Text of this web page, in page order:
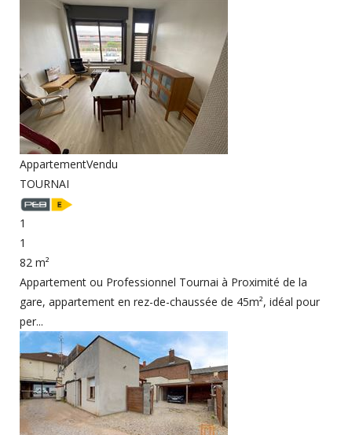
AppartementVendu
TOURNAI
1
1
82 m²
Appartement ou Professionnel Tournai à Proximité de la
gare, appartement en rez-de-chaussée de 45m², idéal pour
per...